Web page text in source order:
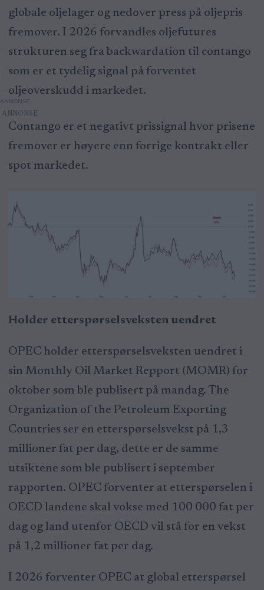
globale oljelager og nedover press på oljepris
fremover. I 2026 forvandles oljefutures
strukturen seg fra backwardation til contango
som er et tydelig signal på forventet
oljeoverskudd i markedet.
ANNONSE
Contango er et negativt prissignal hvor prisene
fremover er høyere enn forrige kontrakt eller
spot markedet.
Holder etterspørselsveksten uendret
OPEC holder etterspørselsveksten uendret i
sin Monthly Oil Market Repport (MOMR) for
oktober som ble publisert på mandag. The
Organization of the Petroleum Exporting
Countries ser en etterspørselsvekst på 1,3
millioner fat per dag, dette er de samme
utsiktene som ble publisert i september
rapporten. OPEC forventer at etterspørselen i
OECD landene skal vokse med 100 000 fat per
dag og land utenfor OECD vil stå for en vekst
på 1,2 millioner fat per dag.
I 2026 forventer OPEC at global etterspørsel